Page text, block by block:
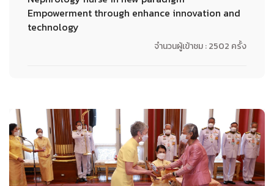
Empowerment through enhance innovation and
technology
จำนวนผู้เข้าชม : 2502 ครั้ง